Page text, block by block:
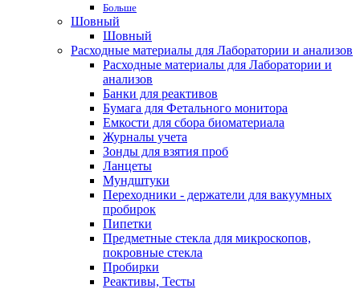
Больше
Шовный
Шовный
Расходные материалы для Лаборатории и анализов
Расходные материалы для Лаборатории и
анализов
Банки для реактивов
Бумага для Фетального монитора
Емкости для сбора биоматериала
Журналы учета
Зонды для взятия проб
Ланцеты
Мундштуки
Переходники - держатели для вакуумных
пробирок
Пипетки
Предметные стекла для микроскопов,
покровные стекла
Пробирки
Реактивы, Тесты